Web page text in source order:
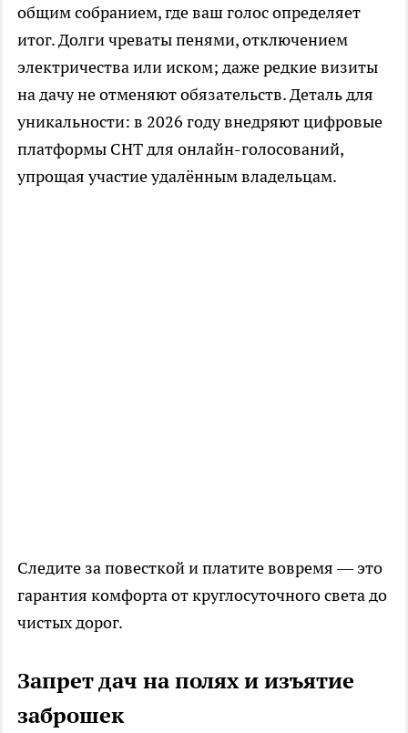
общим собранием, где ваш голос определяет
итог. Долги чреваты пенями, отключением
электричества или иском; даже редкие визиты
на дачу не отменяют обязательств. Деталь для
уникальности: в 2026 году внедряют цифровые
платформы СНТ для онлайн-голосований,
упрощая участие удалённым владельцам.
Следите за повесткой и платите вовремя — это
гарантия комфорта от круглосуточного света до
чистых дорог.
Запрет дач на полях и изъятие
заброшек